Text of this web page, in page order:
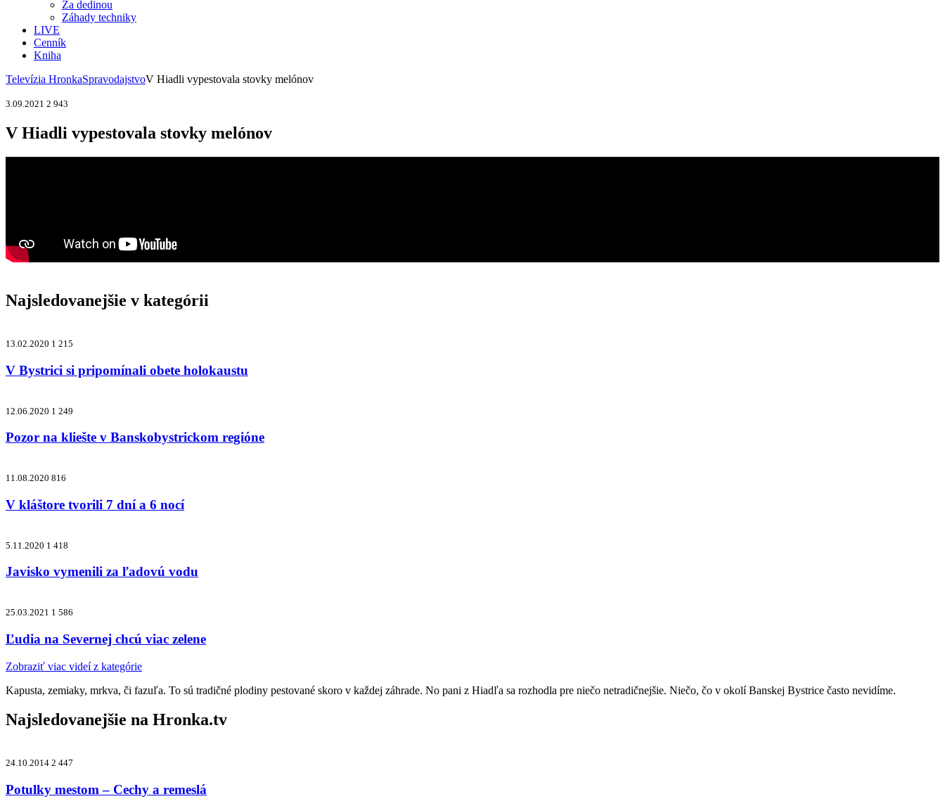
Za dedinou
Záhady techniky
LIVE
Cenník
Kniha
Televízia HronkaSpravodajstvoV Hiadli vypestovala stovky melónov
3.09.2021 2 943
V Hiadli vypestovala stovky melónov
Najsledovanejšie v kategórii
13.02.2020 1 215
V Bystrici si pripomínali obete holokaustu
12.06.2020 1 249
Pozor na kliešte v Banskobystrickom regióne
11.08.2020 816
V kláštore tvorili 7 dní a 6 nocí
5.11.2020 1 418
Javisko vymenili za ľadovú vodu
25.03.2021 1 586
Ľudia na Severnej chcú viac zelene
Zobraziť viac videí z kategórie
Kapusta, zemiaky, mrkva, či fazuľa. To sú tradičné plodiny pestované skoro v každej záhrade. No pani z Hiadľa sa rozhodla pre niečo netradičnejšie. Niečo, čo v okolí Banskej Bystrice často nevidíme.
Najsledovanejšie na Hronka.tv
24.10.2014 2 447
Potulky mestom – Cechy a remeslá